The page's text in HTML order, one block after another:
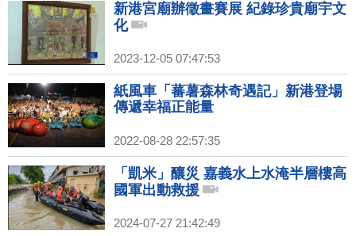
新港宮廟辦徵畫賽展 紀錄珍貴廟宇文
化
2023-12-05 07:47:53
紙風車「蕃薯森林奇遇記」新港登場
傳遞幸福正能量
2022-08-28 22:57:35
「凱米」釀災 嘉義水上水淹半層樓高
國軍出動救援
2024-07-27 21:42:49